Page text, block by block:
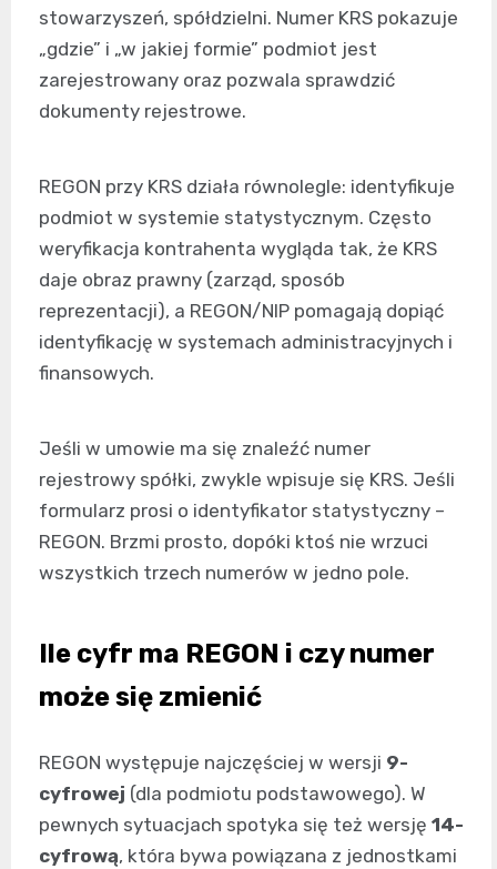
stowarzyszeń, spółdzielni. Numer KRS pokazuje
„gdzie” i „w jakiej formie” podmiot jest
zarejestrowany oraz pozwala sprawdzić
dokumenty rejestrowe.
REGON przy KRS działa równolegle: identyfikuje
podmiot w systemie statystycznym. Często
weryfikacja kontrahenta wygląda tak, że KRS
daje obraz prawny (zarząd, sposób
reprezentacji), a REGON/NIP pomagają dopiąć
identyfikację w systemach administracyjnych i
finansowych.
Jeśli w umowie ma się znaleźć numer
rejestrowy spółki, zwykle wpisuje się KRS. Jeśli
formularz prosi o identyfikator statystyczny –
REGON. Brzmi prosto, dopóki ktoś nie wrzuci
wszystkich trzech numerów w jedno pole.
Ile cyfr ma REGON i czy numer
może się zmienić
REGON występuje najczęściej w wersji 9-
cyfrowej (dla podmiotu podstawowego). W
pewnych sytuacjach spotyka się też wersję 14-
cyfrową, która bywa powiązana z jednostkami